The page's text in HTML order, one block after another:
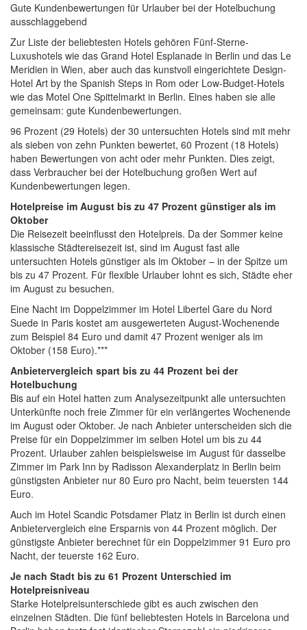
Gute Kundenbewertungen für Urlauber bei der Hotelbuchung
ausschlaggebend
Zur Liste der beliebtesten Hotels gehören Fünf-Sterne-
Luxushotels wie das Grand Hotel Esplanade in Berlin und das Le
Meridien in Wien, aber auch das kunstvoll eingerichtete Design-
Hotel Art by the Spanish Steps in Rom oder Low-Budget-Hotels
wie das Motel One Spittelmarkt in Berlin. Eines haben sie alle
gemeinsam: gute Kundenbewertungen.
96 Prozent (29 Hotels) der 30 untersuchten Hotels sind mit mehr
als sieben von zehn Punkten bewertet, 60 Prozent (18 Hotels)
haben Bewertungen von acht oder mehr Punkten. Dies zeigt,
dass Verbraucher bei der Hotelbuchung großen Wert auf
Kundenbewertungen legen.
Hotelpreise im August bis zu 47 Prozent günstiger als im
Oktober
Die Reisezeit beeinflusst den Hotelpreis. Da der Sommer keine
klassische Städtereisezeit ist, sind im August fast alle
untersuchten Hotels günstiger als im Oktober – in der Spitze um
bis zu 47 Prozent. Für flexible Urlauber lohnt es sich, Städte eher
im August zu besuchen.
Eine Nacht im Doppelzimmer im Hotel Libertel Gare du Nord
Suede in Paris kostet am ausgewerteten August-Wochenende
zum Beispiel 84 Euro und damit 47 Prozent weniger als im
Oktober (158 Euro).***
Anbietervergleich spart bis zu 44 Prozent bei der
Hotelbuchung
Bis auf ein Hotel hatten zum Analysezeitpunkt alle untersuchten
Unterkünfte noch freie Zimmer für ein verlängertes Wochenende
im August oder Oktober. Je nach Anbieter unterscheiden sich die
Preise für ein Doppelzimmer im selben Hotel um bis zu 44
Prozent. Urlauber zahlen beispielsweise im August für dasselbe
Zimmer im Park Inn by Radisson Alexanderplatz in Berlin beim
günstigsten Anbieter nur 80 Euro pro Nacht, beim teuersten 144
Euro.
Auch im Hotel Scandic Potsdamer Platz in Berlin ist durch einen
Anbietervergleich eine Ersparnis von 44 Prozent möglich. Der
günstigste Anbieter berechnet für ein Doppelzimmer 91 Euro pro
Nacht, der teuerste 162 Euro.
Je nach Stadt bis zu 61 Prozent Unterschied im
Hotelpreisniveau
Starke Hotelpreisunterschiede gibt es auch zwischen den
einzelnen Städten. Die fünf beliebtesten Hotels in Barcelona und